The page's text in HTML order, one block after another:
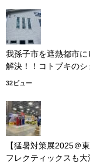
我孫子市を遮熱都市
解決！！コトブキのシ
32ビュー
【猛暑対策展2025＠
フレクティックスも大